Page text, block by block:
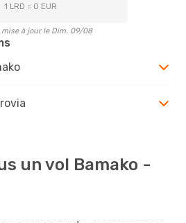
1 LRD = 0 EUR
mise à jour le Dim. 09/08
un vol Bamako -